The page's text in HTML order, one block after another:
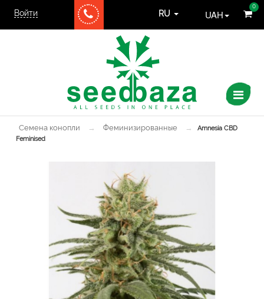
Войти
0
RU UAH
Семена конопли → Феминизированные →
Amnesia CBD
Feminised